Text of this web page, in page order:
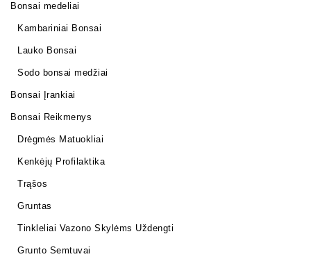
Bonsai medeliai
Kambariniai Bonsai
Lauko Bonsai
Sodo bonsai medžiai
Bonsai Įrankiai
Bonsai Reikmenys
Drėgmės Matuokliai
Kenkėjų Profilaktika
Trąšos
Gruntas
Tinkleliai Vazono Skylėms Uždengti
Grunto Semtuvai